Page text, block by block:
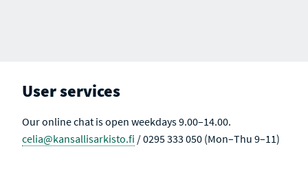
User services
Our online chat is open weekdays 9.00–14.00.
celia@kansallisarkisto.fi / 0295 333 050 (Mon–Thu 9–11)